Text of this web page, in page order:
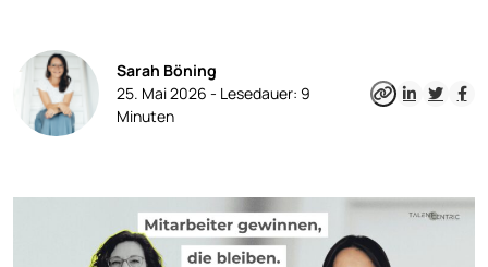
Sarah Böning
25. Mai 2026 - Lesedauer: 9
Minuten